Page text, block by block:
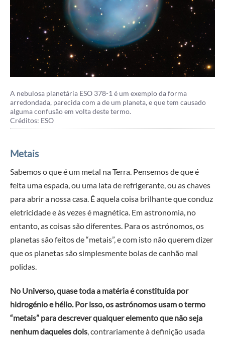
A nebulosa planetária ESO 378-1 é um exemplo da forma
arredondada, parecida com a de um planeta, e que tem causado
alguma confusão em volta deste termo.
Créditos: ESO
Metais
Sabemos o que é um metal na Terra. Pensemos de que é
feita uma espada, ou uma lata de refrigerante, ou as chaves
para abrir a nossa casa. É aquela coisa brilhante que conduz
eletricidade e às vezes é magnética. Em astronomia, no
entanto, as coisas são diferentes. Para os astrónomos, os
planetas são feitos de “metais”, e com isto não querem dizer
que os planetas são simplesmente bolas de canhão mal
polidas.
No Universo, quase toda a matéria é constituída por
hidrogénio e hélio. Por isso, os astrónomos usam o termo
“metais” para descrever qualquer elemento que não seja
nenhum daqueles dois, contrariamente à definição usada